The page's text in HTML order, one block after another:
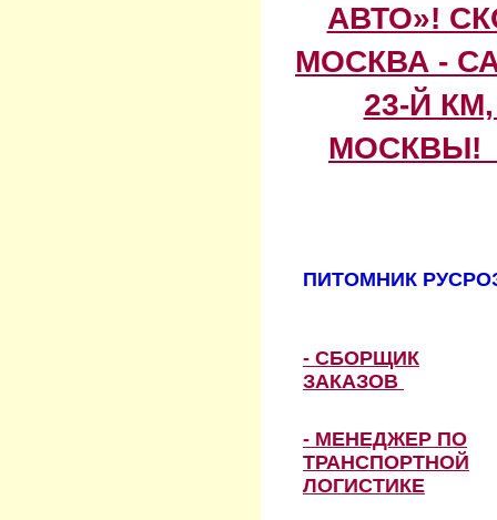
АВТО»!
МОСКВА -
23-Й
МОСКВЫ!
ПИТОМНИК
- СБОРЩИК
ЗАКАЗОВ
- МЕНЕДЖЕР ПО
ТРАНСПОРТНОЙ
ЛОГИСТИКЕ